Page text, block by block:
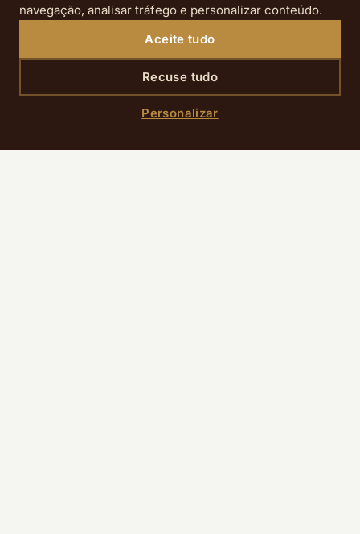
navegação, analisar tráfego e personalizar conteúdo.
Aceite tudo
Recuse tudo
Personalizar